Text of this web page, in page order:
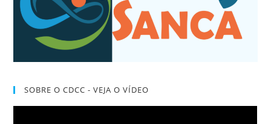
SOBRE O CDCC - VEJA O VÍDEO